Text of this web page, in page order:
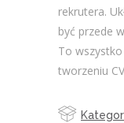
rekrutera.
być przede
To
tworzeniu